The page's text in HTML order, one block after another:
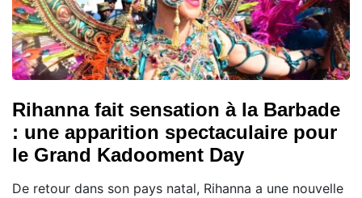
Rihanna fait sensation à la Barbade
: une apparition spectaculaire pour
le Grand Kadooment Day
De retour dans son pays natal, Rihanna a une nouvelle